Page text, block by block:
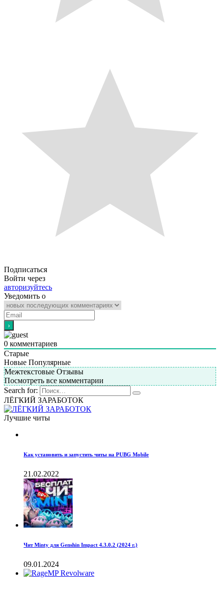
Подписаться
Войти через
авторизуйтесь
Уведомить о
0 комментариев
Старые
Новые Популярные
Межтекстовые Отзывы
Посмотреть все комментарии
Search for:
ЛЁГКИЙ ЗАРАБОТОК
Лучшие читы
Как установить и запустить читы на PUBG Mobile
21.02.2022
Чит Minty для Genshin Impact 4.3.0.2 (2024 г.)
09.01.2024